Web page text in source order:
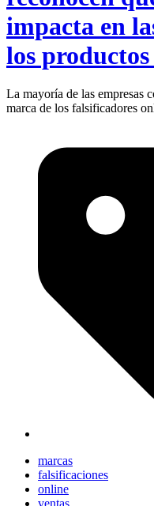
impacta en
los
La mayoría de las empresas
marca de los falsificadores
marcas
falsificaciones
online
ventas